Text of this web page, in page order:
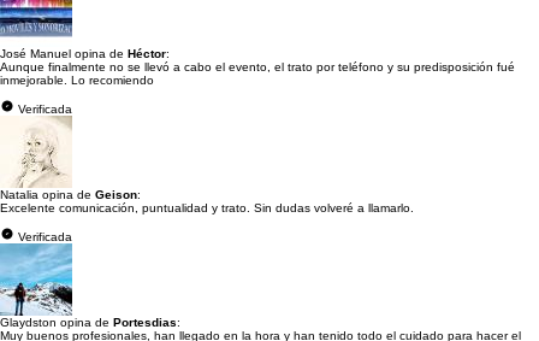
José Manuel opina de Héctor:
Aunque finalmente no se llevó a cabo el evento, el trato por teléfono y su predisposición fué
inmejorable. Lo recomiendo
Verificada
Natalia opina de Geison:
Excelente comunicación, puntualidad y trato. Sin dudas volveré a llamarlo.
Verificada
Glaydston opina de Portesdias:
Muy buenos profesionales, han llegado en la hora y han tenido todo el cuidado para hacer el